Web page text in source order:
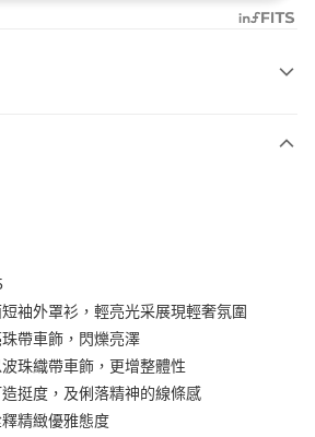
台北富邦商業銀行
兆豐國際商業銀行
台中商業銀行
華泰商業銀行
遠東國際商業銀行
永豐商業銀行
袖外罩衫，輕亮光采展現輕奢氛圍
帶車飾，閃爍亮澤
珠織帶車飾，更增整體性
挺度，及俐落精神的線條感
精緻優雅態度